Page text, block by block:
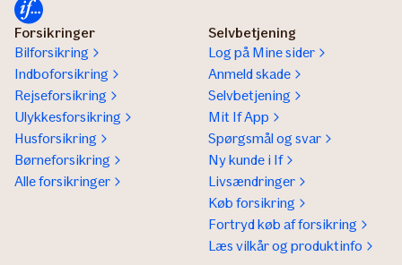
Forsikringer
Bilforsikring
Indboforsikring
Rejseforsikring
Ulykkesforsikring
Husforsikring
Børneforsikring
Alle forsikringer
Selvbetjening
Log på Mine sider
Anmeld skade
Selvbetjening
Mit If App
Spørgsmål og svar
Ny kunde i If
Livsændringer
Køb forsikring
Fortryd køb af forsikring
Læs vilkår og produktinfo